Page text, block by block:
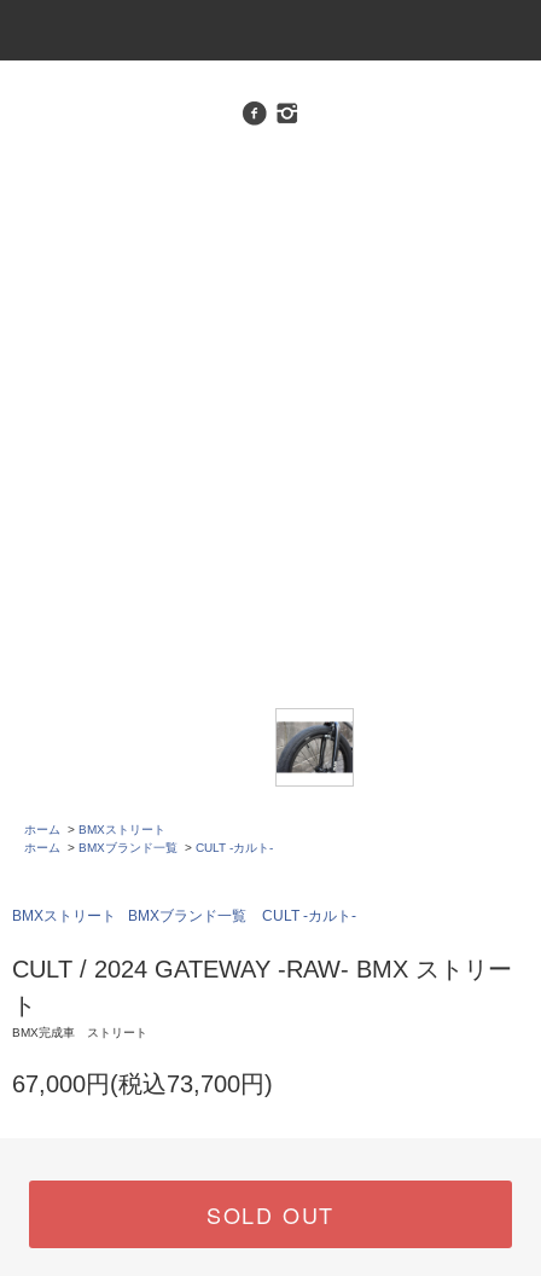
ホーム > BMXストリート
ホーム
> BMXブランド一覧 > CULT -カルト-
BMXストリート BMXブランド一覧 CULT -カルト-
CULT / 2024 GATEWAY -RAW- BMX ストリー
ト
BMX完成車 ストリート
67,000円(税込73,700円)
SOLD OUT